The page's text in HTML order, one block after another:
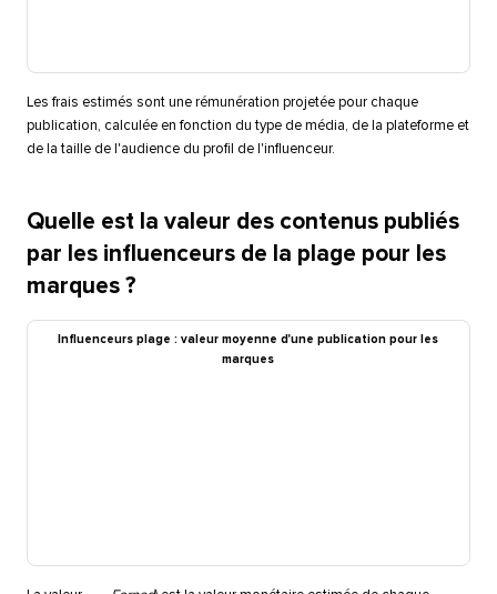
Les frais estimés sont une rémunération projetée pour chaque
publication, calculée en fonction du type de média, de la plateforme et
de la taille de l'audience du profil de l'influenceur.​​
Quelle est la valeur des contenus publiés
par les influenceurs de la plage pour les
marques ?​​
Influenceurs plage : valeur moyenne d'une publication pour les
marques​​